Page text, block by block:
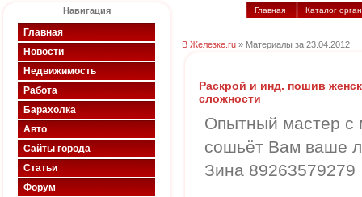
Навигация
Главная
Новости
Недвижимость
Работа
Барахолка
Авто
Сайты города
Статьи
Форум
Главная Каталог
В Железке.ru » Материалы за 23.04.2012
Раскрой и инд. пошив
сложности
Опытный мастер с
сошьёт Вам ваше
Зина 89263579279